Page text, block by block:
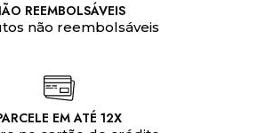
REEMBOLSÁVEIS
não reembolsáveis
EM ATÉ 12X